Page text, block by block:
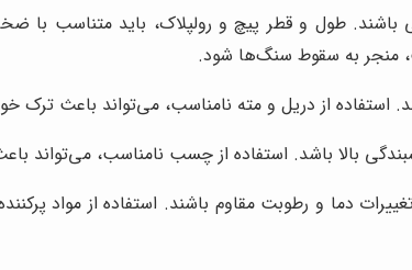
باشند. طول و قطر پیچ و رولپلاک، باید متناسب
منجر به سقوط سنگ‌ها شود.
استفاده از دریل و مته نامناسب، می‌تواند باعث
بالا باشد. استفاده از چسب نامناسب، می‌تواند
تغییرات دما و رطوبت مقاوم باشند. استفاده از مواد